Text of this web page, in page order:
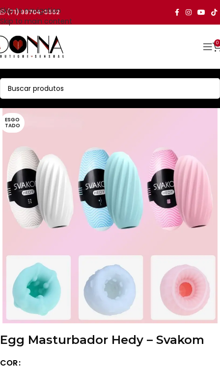
Skip to navigation
Skip to main content
(71) 99704-3552
0
ESGO
TADO
Egg Masturbador Hedy – Svakom
COR